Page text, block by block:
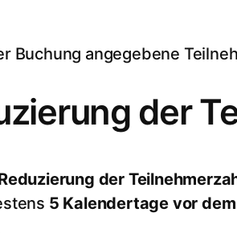
Buchung angegebene
der
der
5 Kalendertage vor